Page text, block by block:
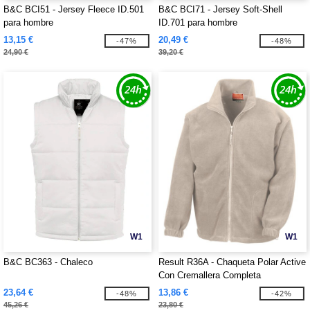
B&C BCI51 - Jersey Fleece ID.501
para hombre
13,15 €
24,90 €
-47%
B&C BCI71 - Jersey Soft-Shell
ID.701 para hombre
20,49 €
39,20 €
-48%
W1
B&C BC363 - Chaleco
23,64 €
45,26 €
-48%
W1
Result R36A - Chaqueta Polar Active
Con Cremallera Completa
13,86 €
23,80 €
-42%